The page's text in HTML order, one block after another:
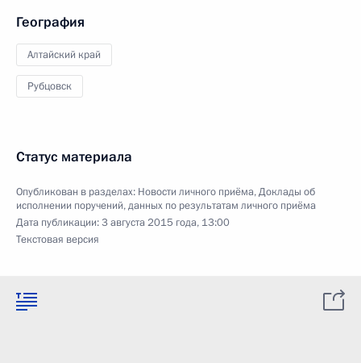
География
Алтайский край
Рубцовск
Статус материала
Опубликован в разделах: Новости личного приёма,Доклады об
исполнении поручений, данных по результатам личного приёма
Дата публикации:3 августа 2015 года, 13:00
Текстовая версия